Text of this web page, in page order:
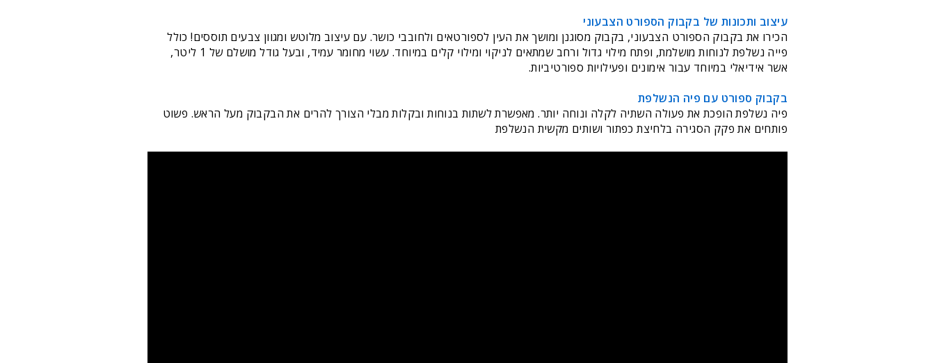
עיצוב ותכונות של בקבוק הספורט הצבעוני
הכירו את בקבוק הספורט הצבעוני, בקבוק מסוגנן ומושך את העין לספורטאים ולחובבי כושר. עם עיצוב מלוטש ומגוון צבעים תוססים! כולל
פייה נשלפת לנוחות מושלמת, ופתח מילוי גדול ורחב שמתאים לניקוי ומילוי קלים במיוחד. עשוי מחומר עמיד, ובעל גודל מושלם של 1 ליטר,
אשר אידיאלי במיוחד עבור אימונים ופעילויות ספורטיביות.
בקבוק ספורט עם פיה הנשלפת
פיה נשלפת הופכת את פעולה השתיה לקלה ונוחה יותר. מאפשרת לשתות בנוחות ובקלות מבלי הצורך להרים את הבקבוק מעל הראש. פשוט
פותחים את פקק הסגירה בלחיצת כפתור ושותים מקשית הנשלפת